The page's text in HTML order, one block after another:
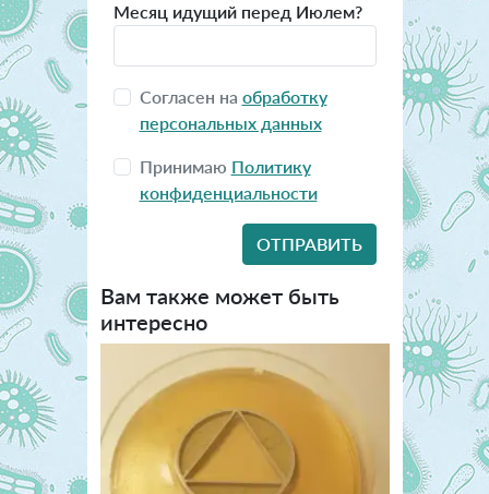
Месяц идущий перед Июлем?
Согласен на обработку
персональных данных
Принимаю Политику
конфиденциальности
Вам также может быть
интересно